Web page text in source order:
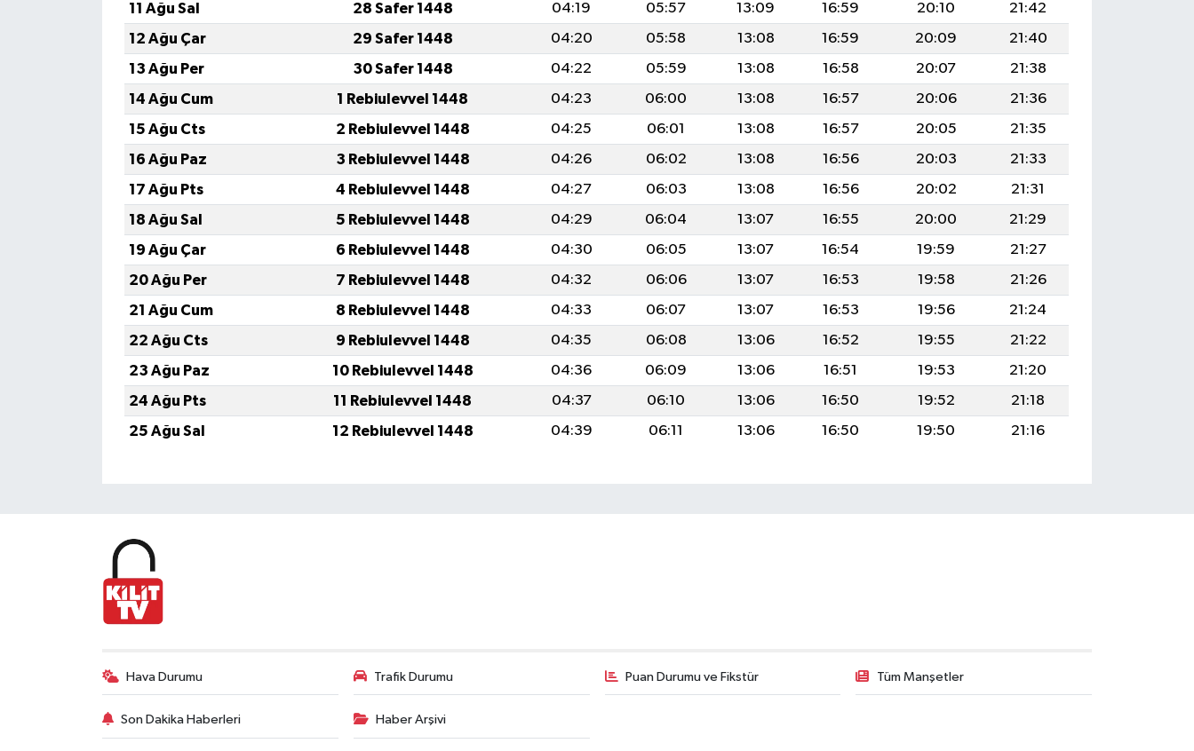
11 Ağu Sal
28 Safer 1448 04:19 05:57 13:09 16:59 20:10
21:42
12 Ağu Çar
29 Safer 1448 04:20 05:58 13:08 16:59 20:09
21:40
13 Ağu Per
30 Safer 1448 04:22 05:59 13:08 16:58 20:07
21:38
14 Ağu Cum
1 Rebiulevvel 1448 04:23 06:00 13:08 16:57 20:06
21:36
15 Ağu Cts
2 Rebiulevvel 1448 04:25 06:01 13:08 16:57 20:05
21:35
16 Ağu Paz
3 Rebiulevvel 1448 04:26 06:02 13:08 16:56 20:03
21:33
17 Ağu Pts
4 Rebiulevvel 1448 04:27 06:03 13:08 16:56 20:02
21:31
18 Ağu Sal
5 Rebiulevvel 1448 04:29 06:04 13:07 16:55 20:00
21:29
19 Ağu Çar
6 Rebiulevvel 1448 04:30 06:05 13:07 16:54 19:59
21:27
20 Ağu Per
7 Rebiulevvel 1448 04:32 06:06 13:07 16:53 19:58
21:26
21 Ağu Cum
8 Rebiulevvel 1448 04:33 06:07 13:07 16:53 19:56
21:24
22 Ağu Cts
9 Rebiulevvel 1448 04:35 06:08 13:06 16:52 19:55
21:22
23 Ağu Paz
10 Rebiulevvel 1448 04:36 06:09 13:06 16:51 19:53
21:20
24 Ağu Pts
11 Rebiulevvel 1448 04:37 06:10 13:06 16:50 19:52
21:18
25 Ağu Sal
12 Rebiulevvel 1448 04:39 06:11 13:06 16:50 19:50 21:16
Hava Durumu Trafik Durumu Puan Durumu ve Fikstür Tüm Manşetler
Son Dakika Haberleri Haber Arşivi